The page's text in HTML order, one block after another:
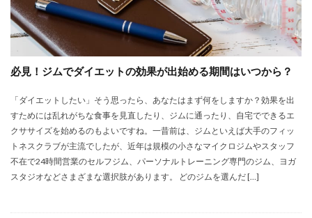
必見！ジムでダイエットの効果が出始める期間はいつから？
「ダイエットしたい」そう思ったら、あなたはまず何をしますか？効果を出
すためには乱れがちな食事を見直したり、ジムに通ったり、自宅でできるエ
クササイズを始めるのもよいですね。一昔前は、ジムといえば大手のフィッ
トネスクラブが主流でしたが、近年は規模の小さなマイクロジムやスタッフ
不在で24時間営業のセルフジム、パーソナルトレーニング専門のジム、ヨガ
スタジオなどさまざまな選択肢があります。 どのジムを選んだ […]